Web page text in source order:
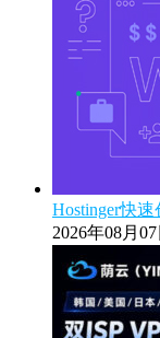
Hostinger快
2026年08月07